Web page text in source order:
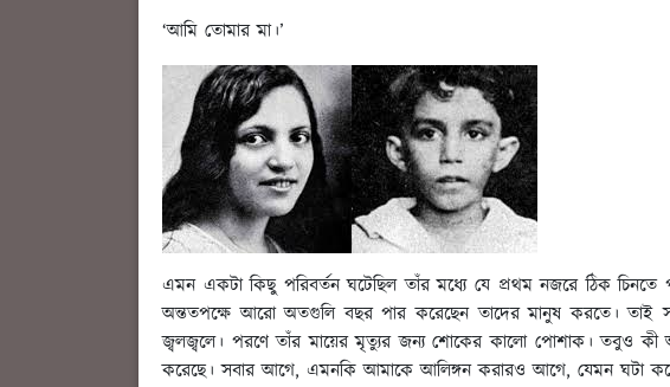
‘আমি তোমার মা।’
এমন একটা কিছু পরিবর্তন ঘটেছিল তাঁর মধ্যে যে প্রথম নজরে ঠিক চিনতে
অন্ততপক্ষে আরো অতগুলি বছর পার করেছেন তাদের মানুষ করতে।
জ্বলজ্বলে। পরণে তাঁর মায়ের মৃত্যুর জন্য শোকের কালো পোশাক। তবুও কী
করেছে। সবার আগে, এমনকি আমাকে আলিঙ্গন করারও আগে, যেমন ঘটা